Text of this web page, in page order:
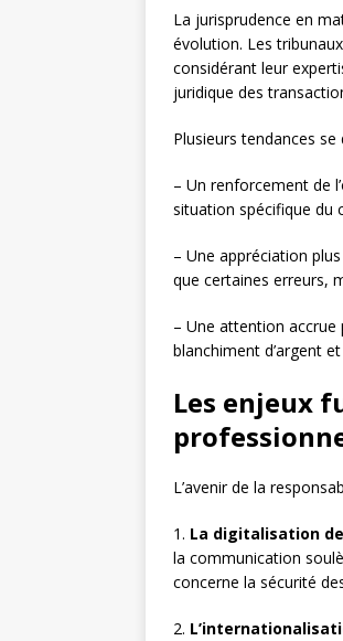
La jurisprudence en
évolution. Les
considérant leur
juridique des
Plusieurs tendances se
– Un renforcement de
situation spécifique du
– Une appréciation
que certaines erreurs,
– Une attention
blanchiment d’argent
Les enjeux
L’avenir de la
1. La digitalisation
la communication
concerne la sécurité
2.